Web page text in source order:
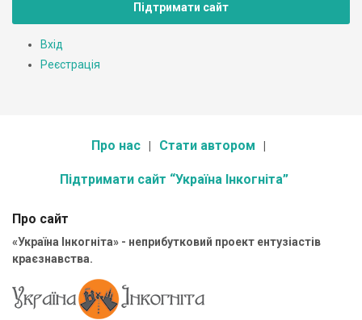
Підтримати сайт
Вхід
Реєстрація
Про нас Стати автором
Підтримати сайт “Україна Інкогніта”
Про сайт
«Україна Інкогніта» - неприбутковий проект ентузіастів
краєзнавства.